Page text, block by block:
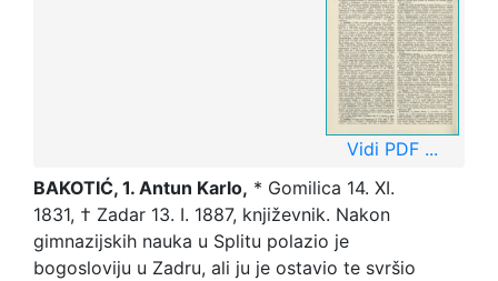
Vidi PDF ...
BAKOTIĆ, 1. Antun Karlo, * Gomilica 14. XI.
1831, † Zadar 13. I. 1887, književnik. Nakon
gimnazijskih nauka u Splitu polazio je
bogosloviju u Zadru, ali ju je ostavio te svršio